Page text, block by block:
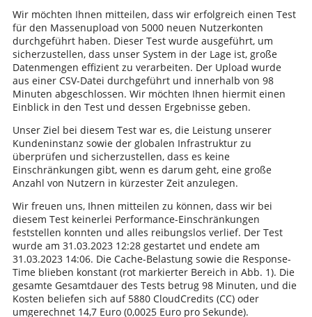
Wir möchten Ihnen mitteilen, dass wir erfolgreich einen Test
für den Massenupload von 5000 neuen Nutzerkonten
durchgeführt haben. Dieser Test wurde ausgeführt, um
sicherzustellen, dass unser System in der Lage ist, große
Datenmengen effizient zu verarbeiten. Der Upload wurde
aus einer CSV-Datei durchgeführt und innerhalb von 98
Minuten abgeschlossen. Wir möchten Ihnen hiermit einen
Einblick in den Test und dessen Ergebnisse geben.
Unser Ziel bei diesem Test war es, die Leistung unserer
Kundeninstanz sowie der globalen Infrastruktur zu
überprüfen und sicherzustellen, dass es keine
Einschränkungen gibt, wenn es darum geht, eine große
Anzahl von Nutzern in kürzester Zeit anzulegen.
Wir freuen uns, Ihnen mitteilen zu können, dass wir bei
diesem Test keinerlei Performance-Einschränkungen
feststellen konnten und alles reibungslos verlief. Der Test
wurde am 31.03.2023 12:28 gestartet und endete am
31.03.2023 14:06. Die Cache-Belastung sowie die Response-
Time blieben konstant (rot markierter Bereich in Abb. 1). Die
gesamte Gesamtdauer des Tests betrug 98 Minuten, und die
Kosten beliefen sich auf 5880 CloudCredits (CC) oder
umgerechnet 14,7 Euro (0,0025 Euro pro Sekunde).